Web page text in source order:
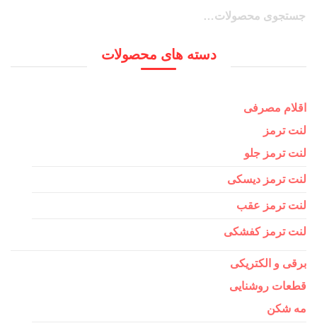
جستجو
جستجو
دسته های محصولات
اقلام مصرفی
لنت ترمز
لنت ترمز جلو
لنت ترمز دیسکی
لنت ترمز عقب
لنت ترمز کفشکی
برقی و الکتریکی
قطعات روشنایی
مه شکن